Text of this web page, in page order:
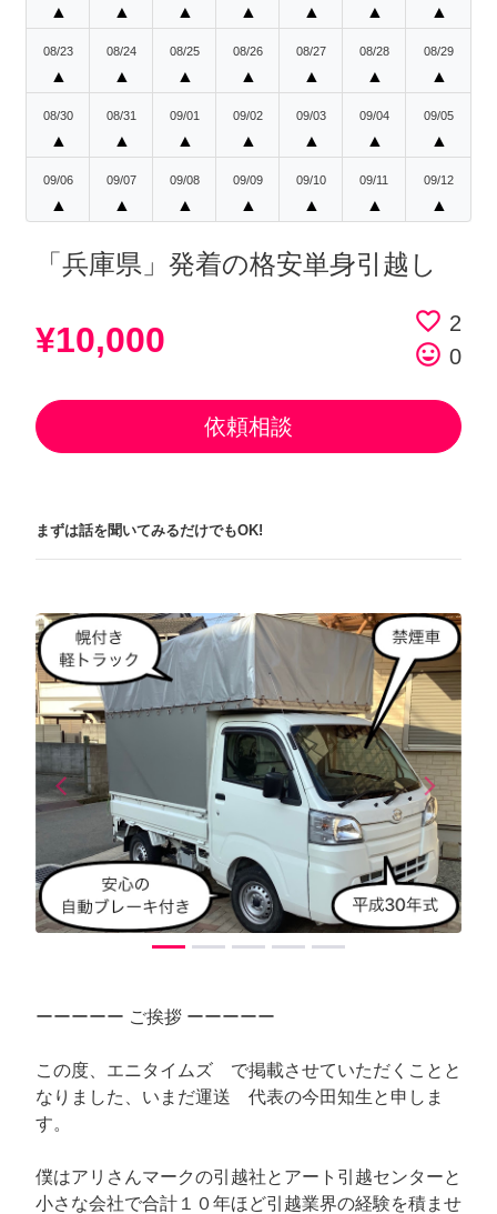
▲ ▲ ▲ ▲ ▲ ▲ ▲
08/23
▲
08/24
▲
08/25
▲
08/26
▲
08/27
▲
08/28
▲
08/29
▲
08/30
▲
08/31
▲
09/01
▲
09/02
▲
09/03
▲
09/04
▲
09/05
▲
09/06
▲
09/07
▲
09/08
▲
09/09
▲
09/10
▲
09/11
▲
09/12
▲
「兵庫県」発着の格安単身引越し
¥10,000 favorite_border 2
tag_faces 0
依頼相談
まずは話を聞いてみるだけでもOK!
arrow_back_iosPrevious arrow_forward_iosNext
ーーーーー ご挨拶 ーーーーー
この度、エニタイムズ で掲載させていただくことと
なりました、いまだ運送 代表の今田知生と申しま
す。
僕はアリさんマークの引越社とアート引越センターと
小さな会社で合計１０年ほど引越業界の経験を積ませ